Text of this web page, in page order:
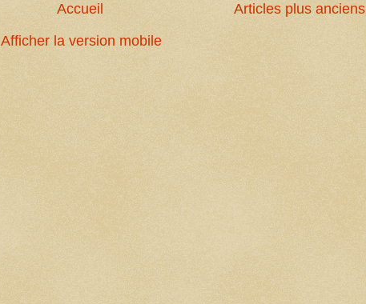
Articles plus anciens
Accueil
Afficher la version mobile